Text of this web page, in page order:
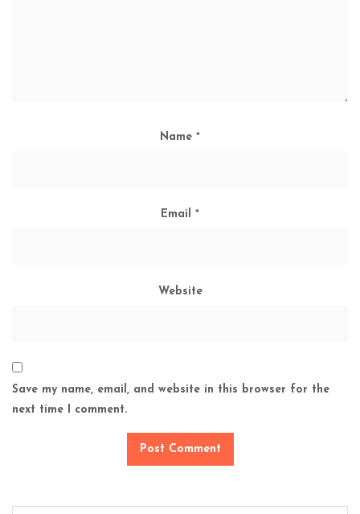
Name *
Email *
Website
Save my name, email, and website in this browser for the
next time I comment.